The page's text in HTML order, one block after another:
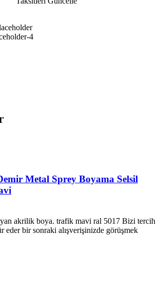
Metal Sprey Boyama Selsil
akrilik boya. trafik mavi ral 5017 Bizi tercih
eder bir sonraki alışverişinizde görüşmek